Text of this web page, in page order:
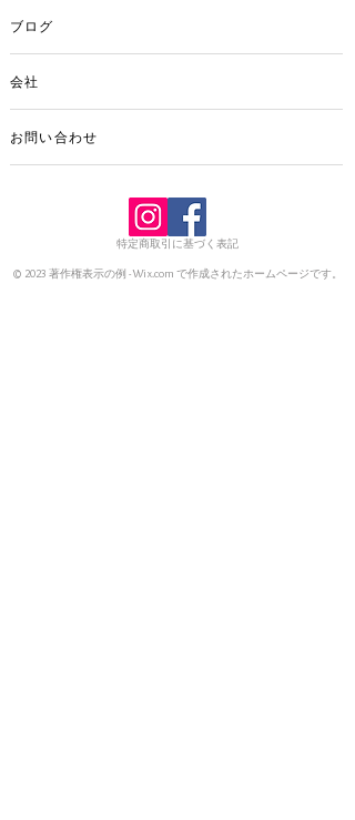
ブログ
会社
お問い合わせ
特定商取引に基づく表記
© 2023 著作権表示の例 -Wix.com で作成されたホームページです。